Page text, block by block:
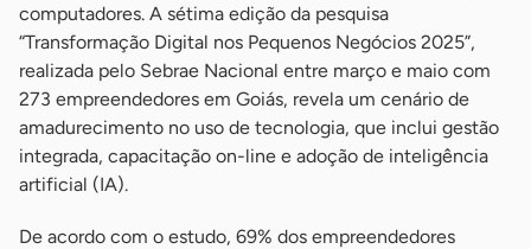
computadores. A sétima edição da pesquisa
“Transformação Digital nos Pequenos Negócios 2025”,
realizada pelo Sebrae Nacional entre março e maio com
273 empreendedores em Goiás, revela um cenário de
amadurecimento no uso de tecnologia, que inclui gestão
integrada, capacitação on-line e adoção de inteligência
artificial (IA).
De acordo com o estudo, 69% dos empreendedores